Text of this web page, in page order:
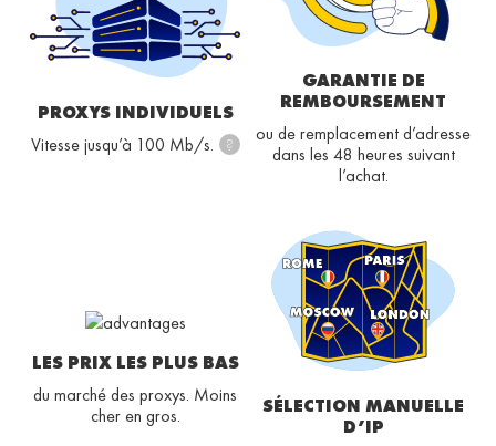
PROXYS INDIVIDUELS
Vitesse jusqu’à 100 Mb/s.
?
GARANTIE DE
REMBOURSEMENT
ou de remplacement d’adresse
dans les 48 heures suivant
l’achat.
LES PRIX LES PLUS BAS
du marché des proxys. Moins
cher en gros.
SÉLECTION MANUELLE
D’IP